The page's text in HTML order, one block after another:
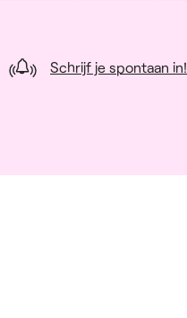
Schrijf je spontaan in!